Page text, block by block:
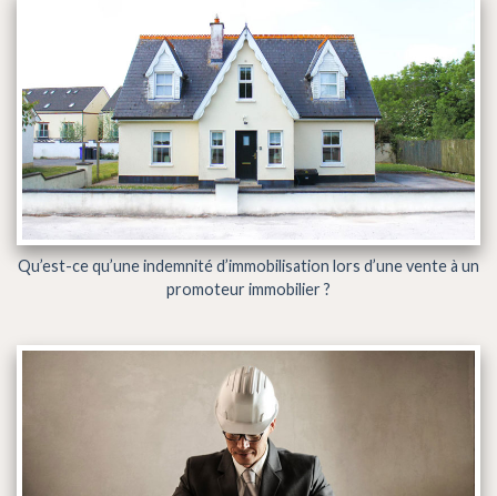
Qu’est-ce qu’une indemnité d’immobilisation lors d’une vente à un
promoteur immobilier ?